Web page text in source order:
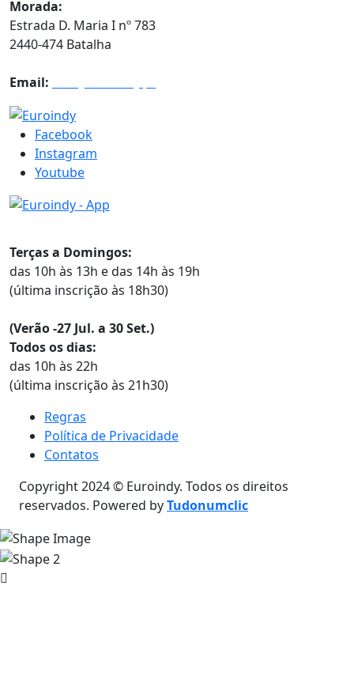
Morada:
Estrada D. Maria I nº 783
2440-474 Batalha
Email:
Facebook
Instagram
Youtube
Terças a Domingos:
das 10h às 13h e das 14h às 19h
(última inscrição às 18h30)
(Verão -27 Jul. a 30 Set.)
Todos os dias:
das 10h às 22h
(última inscrição às 21h30)
Regras
Política de Privacidade
Contatos
Copyright 2024 © Euroindy. Todos os direitos
reservados. Powered byTudonumclic